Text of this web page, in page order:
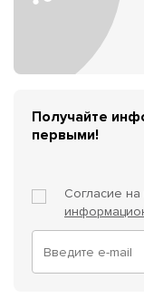
Получайте
первыми!
Согласие